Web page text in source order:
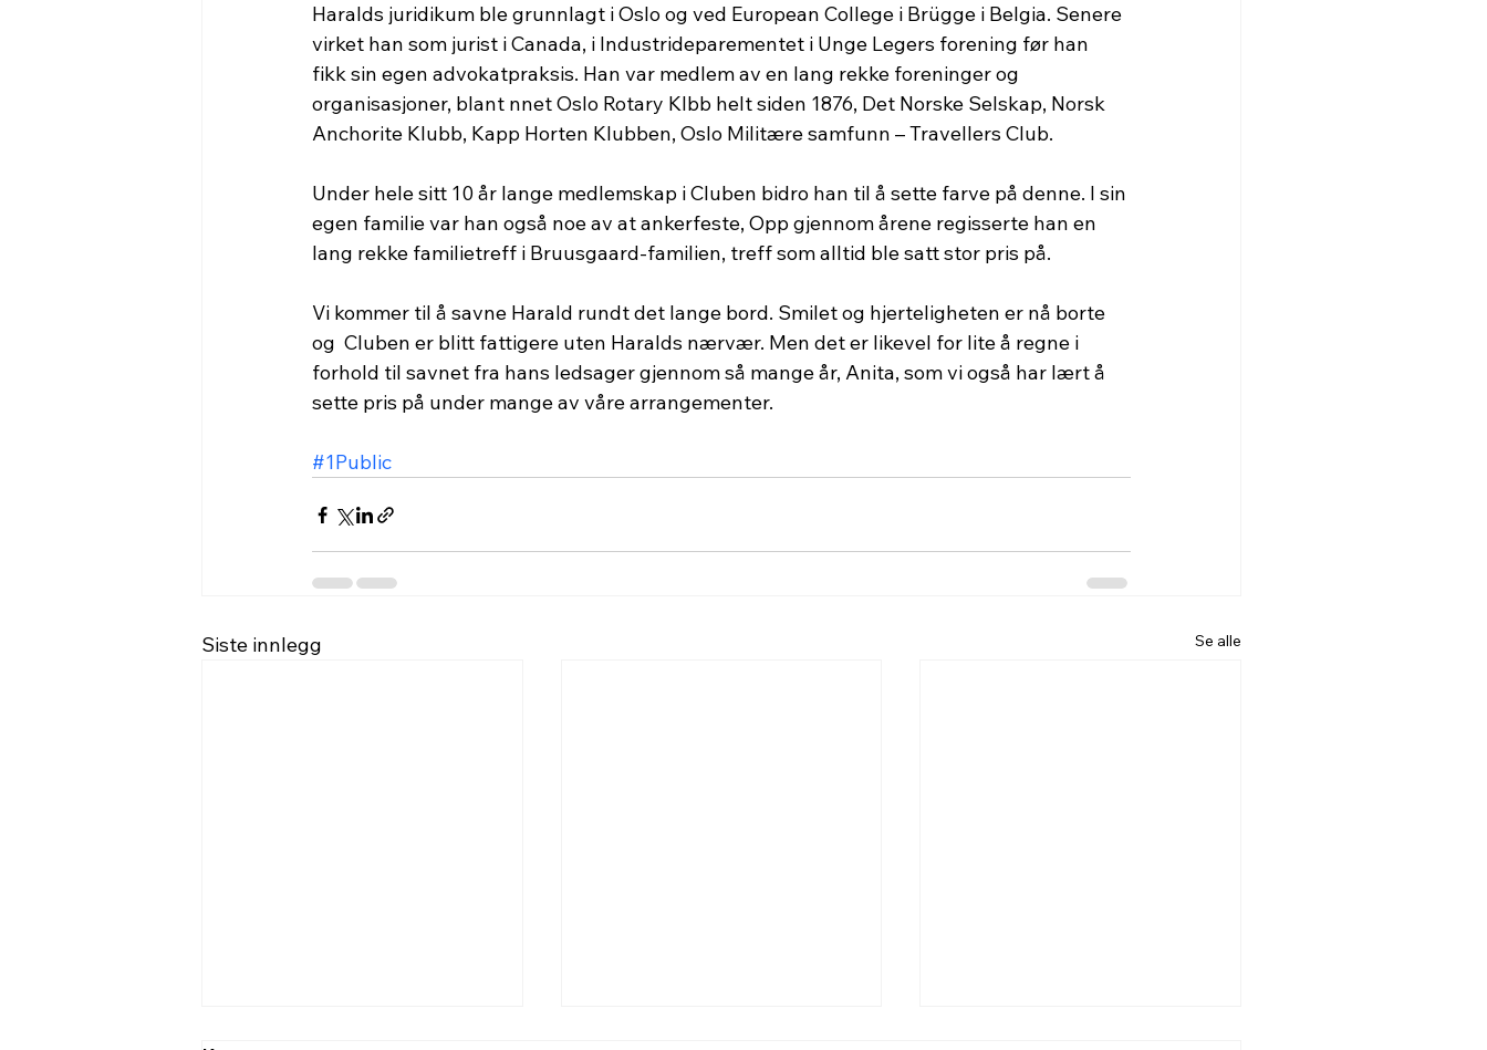
Haralds juridikum ble grunnlagt i Oslo og ved European College i Brügge i Belgia. Senere
virket han som jurist i Canada, i Industrideparementet i Unge Legers forening før han
fikk sin egen advokatpraksis. Han var medlem av en lang rekke foreninger og
organisasjoner, blant nnet Oslo Rotary Klbb helt siden 1876, Det Norske Selskap, Norsk
Anchorite Klubb, Kapp Horten Klubben, Oslo Militære samfunn – Travellers Club.
Under hele sitt 10 år lange medlemskap i Cluben bidro han til å sette farve på denne. I sin
egen familie var han også noe av at ankerfeste, Opp gjennom årene regisserte han en
lang rekke familietreff i Bruusgaard-familien, treff som alltid ble satt stor pris på.
Vi kommer til å savne Harald rundt det lange bord. Smilet og hjerteligheten er nå borte
og  Cluben er blitt fattigere uten Haralds nærvær. Men det er likevel for lite å regne i
forhold til savnet fra hans ledsager gjennom så mange år, Anita, som vi også har lært å
sette pris på under mange av våre arrangementer.
#1Public
Siste innlegg Se alle